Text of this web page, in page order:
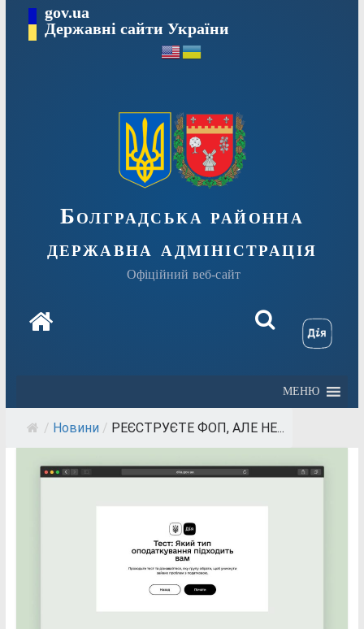
Перейтиgov.ua
Державні сайти України
Болградська районна
державна адміністрація
Офіційний веб-сайт
МЕНЮ
/ Новини / РЕЄСТРУЄТЕ ФОП, АЛЕ НЕ...